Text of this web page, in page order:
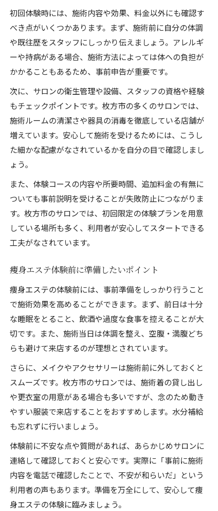
初回体験時には、施術内容や効果、料金以外にも確認す
べき点がいくつかあります。まず、施術前に自分の体調
や既往歴をスタッフにしっかり伝えましょう。アレルギ
ーや持病がある場合、施術方法によっては体への負担が
かかることもあるため、事前申告が重要です。
次に、サロンの衛生管理や設備、スタッフの資格や経験
もチェックポイントです。枚方市の多くのサロンでは、
施術ルームの清潔さや器具の消毒を徹底している店舗が
増えています。安心して施術を受けるためには、こうし
た細かな配慮がなされているかを自分の目で確認しまし
ょう。
また、体験コースの内容や所要時間、追加料金の有無に
ついても事前説明を受けることが失敗防止につながりま
す。枚方市のサロンでは、初回限定の体験プランを用意
している場所も多く、利用者が安心してスタートできる
工夫がなされています。
痩身エステ体験前に準備したいポイント
痩身エステの体験前には、事前準備をしっかり行うこと
で施術効果を高めることができます。まず、前日は十分
な睡眠をとること、飲酒や過度な食事を控えることが大
切です。また、施術当日は体調を整え、空腹・満腹どち
らも避けて来店するのが理想とされています。
さらに、メイクやアクセサリーは施術前に外しておくと
スムーズです。枚方市のサロンでは、施術着の貸し出し
や更衣室の用意がある場合も多いですが、念のため動き
やすい服装で来店することをおすすめします。水分補給
も忘れずに行いましょう。
体験前に不安な点や質問があれば、あらかじめサロンに
連絡して確認しておくと安心です。実際に「事前に施術
内容を電話で確認したことで、不安が和らいだ」という
利用者の声もあります。準備を万全にして、安心して痩
身エステの体験に臨みましょう。